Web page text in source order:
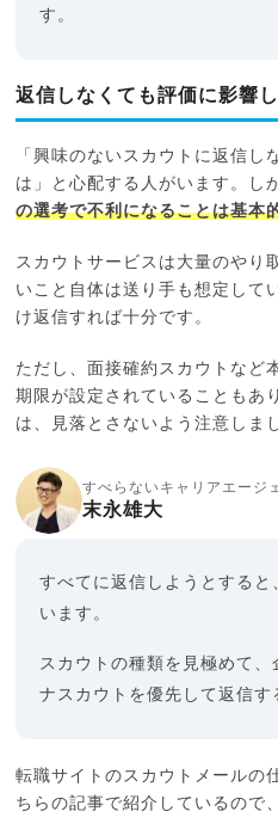
す。
返信しなくても評価に影響
「興味のないスカウトに返信し
は」と心配する人がいます。し
の選考で不利になることは基本
スカウトサービスは大量のやり
いこと自体は送り手も想定して
け返信すれば十分です。
ただし、面接確約スカウトなど
期限が設定されていることもあ
は、見落とさないよう注意しま
すべらないキャリアエージ
末永雄大
すべてに返信しようとすると
います。
スカウトの種類を見極めて
ナスカウトを優先して返信す
転職サイトのスカウトメールの
ちらの記事で紹介しているので